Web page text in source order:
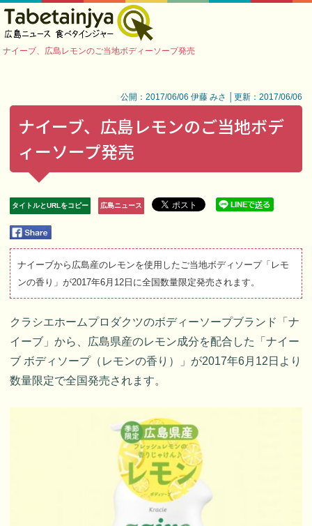
ナイーブ、広島レモンのご当地ボディーソープ発売
公開：2017/06/06 伊藤 みさ │更新：2017/06/06
ナイーブ、広島レモンのご当地ボデ
ィーソープ発売
タイトルとURLをコピー 広島ニュース
ナイーブから広島産のレモンを使用したご当地ボディソープ「レモ
ンの香り」が2017年6月12日に全国数量限定発売されます。
クラシエホームプロダクツのボディーソープブランド「ナ
イーブ」から、広島県産のレモン成分を配合した「ナイー
ブ ボディソープ（レモンの香り）」が2017年6月12日より
数量限定で全国発売されます。